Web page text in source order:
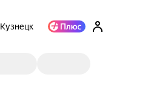
Кузнецк